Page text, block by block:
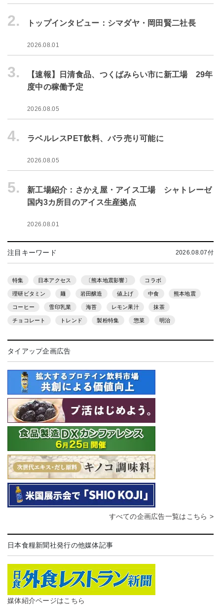
2. トップインタビュー：シマダヤ・岡田賢二社長
2026.08.01
3.
【速報】日清食品、つくばみらい市に新工場 29年
度中の稼働予定
2026.08.05
4. ラベルレスPET飲料、バラ売り可能に
2026.08.05
5.
新工場紹介：さかえ屋・アイス工場 シャトレーゼ
国内3カ所目のアイス生産拠点
2026.08.01
注目キーワード 2026.08.07付
特集 日本アクセス 〔熊本地震影響〕 コラボ
理研ビタミン 麺 岩田醸造 値上げ 中食 熊本地震
コーヒー 雪印乳業 海苔 レモン果汁 抹茶
チョコレート トレンド 製粉特集 惣菜 明治
タイアップ企画広告
すべての企画広告一覧はこちら >
日本食糧新聞社発行の他媒体記事
媒体紹介ページはこちら